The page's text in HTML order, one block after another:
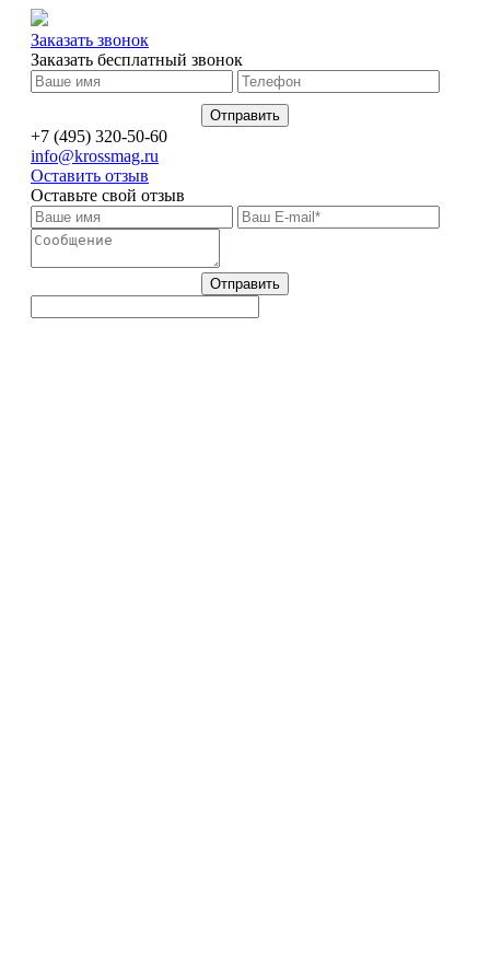
Заказать звонок
Заказать бесплатный звонок
+7 (495) 320-50-60
info@krossmag.ru
Оставить отзыв
Оставьте свой отзыв